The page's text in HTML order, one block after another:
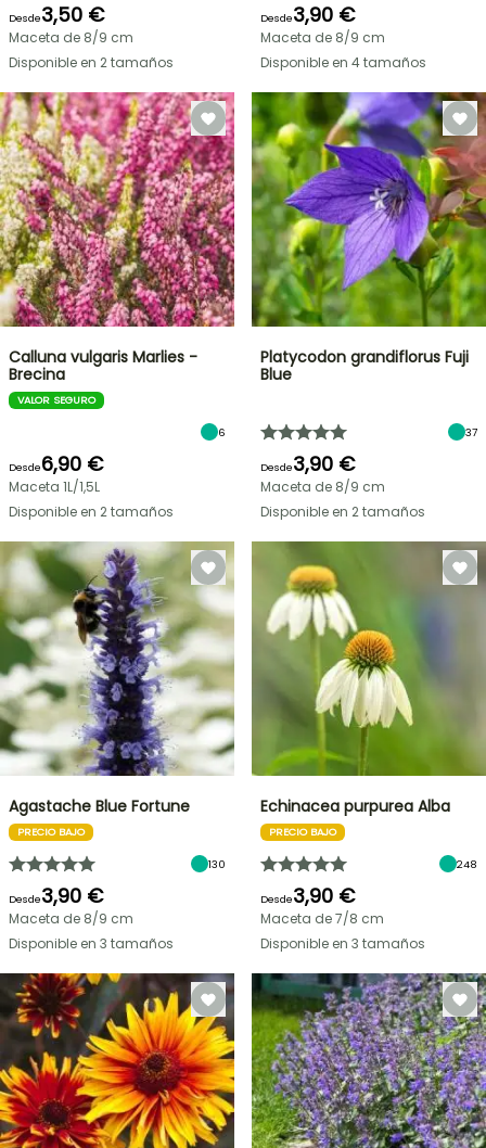
Desde3,50 €
Maceta de 8/9 cm
Disponible en 2 tamaños
Desde3,90 €
Maceta de 8/9 cm
Disponible en 4 tamaños
Calluna vulgaris Marlies -
Brecina
VALOR SEGURO
6
Desde6,90 €
Maceta 1L/1,5L
Disponible en 2 tamaños
Platycodon grandiflorus Fuji
Blue
37
Desde3,90 €
Maceta de 8/9 cm
Disponible en 2 tamaños
Agastache Blue Fortune
PRECIO BAJO
130
Desde3,90 €
Maceta de 8/9 cm
Disponible en 3 tamaños
Echinacea purpurea Alba
PRECIO BAJO
248
Desde3,90 €
Maceta de 7/8 cm
Disponible en 3 tamaños